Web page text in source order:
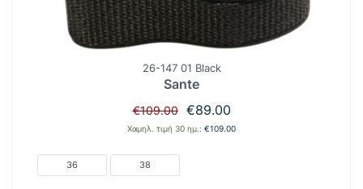
26-147 01 Black
Sante
€109.00
Original
price
€89.00Η
τρέχουσα
Χαμηλ. τιμή 30 ημ.: €109.00
36 38